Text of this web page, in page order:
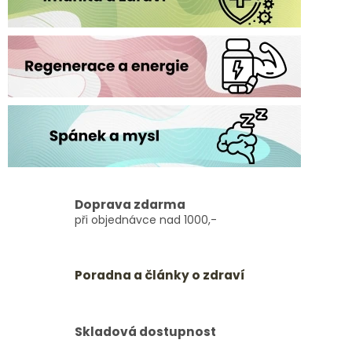
Doprava zdarma
při objednávce nad 1000,-
Poradna a články o zdraví
Skladová dostupnost